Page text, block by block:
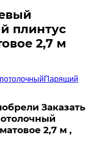
плинтус
2,7 м
Парящий
Заказать
2,7 м ,